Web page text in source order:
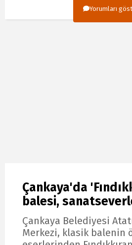
Yorumları
Çankaya'da
balesi,
Çankaya Belediyesi
Merkezi, klasik balenin